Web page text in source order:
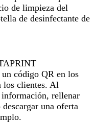
de limpieza del
de desinfectante de
código QR en los
los clientes. Al
información, rellenar
una oferta